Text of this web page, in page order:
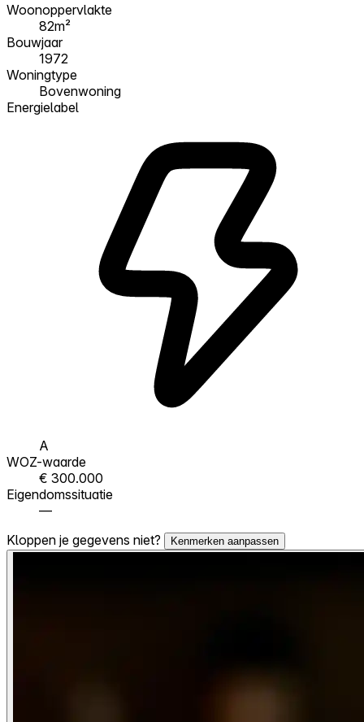
Woonoppervlakte
82m²
Bouwjaar
1972
Woningtype
Bovenwoning
Energielabel
A
WOZ-waarde
€ 300.000
Eigendomssituatie
—
Kloppen je gegevens niet?
Kenmerken aanpassen